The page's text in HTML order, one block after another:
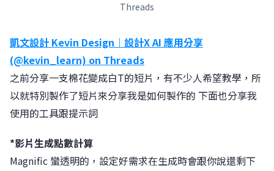
Threads
凱文設計 Kevin Design｜設計X AI 應用分享
(@kevin_learn) on Threads
之前分享一支棉花變成白T的短片，有不少人希望教學，所
以就特別製作了短片來分享我是如何製作的 下面也分享我
使用的工具跟提示詞
*影片生成點數計算
Magnific 蠻透明的，設定好需求在生成時會跟你說還剩下